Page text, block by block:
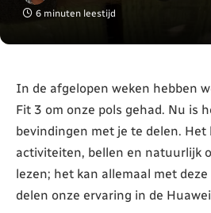
6 minuten leestijd
In de afgelopen weken hebben
Fit 3 om onze pols gehad. Nu is
bevindingen met je te delen. Het
activiteiten, bellen en natuurlijk
lezen; het kan allemaal met
delen onze ervaring in de